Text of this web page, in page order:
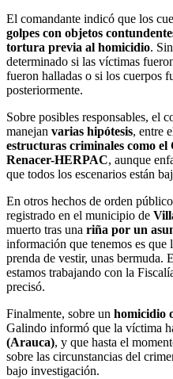
El comandante indicó que los
golpes con objetos
tortura previa al homicidio.
determinado si las víctimas
fueron halladas o si los cuerpos
posteriormente.
Sobre posibles responsables, el
manejan varias hipótesis, entre
estructuras criminales como
Renacer-HERPAC, aunque
que todos los escenarios están
En otros hechos de orden
registrado en el municipio de
muerto tras una riña por un
información que tenemos es
prenda de vestir, unas bermuda.
estamos trabajando con la
precisó.
Finalmente, sobre un homicidio
Galindo informó que la víctima
(Arauca), y que hasta el
sobre las circunstancias del
bajo investigación.